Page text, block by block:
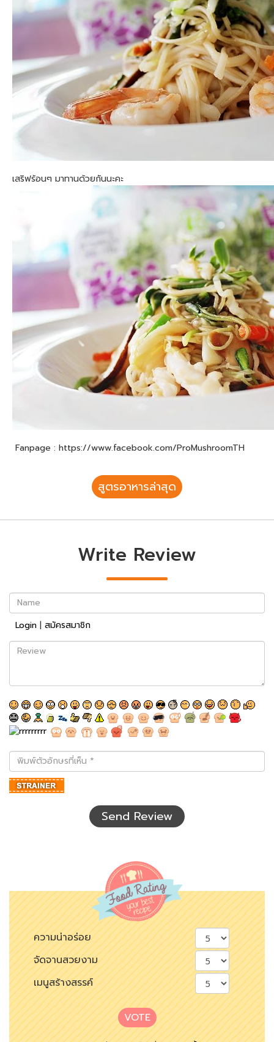
เสริฟร้อนๆ มาทานด้วยกันนะคะ
Fanpage : https://www.facebook.com/ProMushroomTH
สูตรอาหารล่าสุด
Write Review
Name
Login | สมัครสมาชิก
Review
พิมพ์
ตัว
อักษร
ที่
Send Review
ความน่าอร่อย
จัดจานสวยงาม
เมนูสร้างสรรค์
VOTE